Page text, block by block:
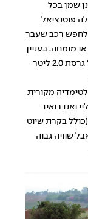
שמן בכל
קרוב ל-3000 ₪), יש לה פוטנציאל
לחפש רכב שעבר
מומחה. בעניין
המנועים, מנוע 1.4 ליטר נחשב אמין ועמיד, על גרסת 2.0 ליטר
מקורית
ואנדרואיד
בקרת שיוט
שוויה גבוה